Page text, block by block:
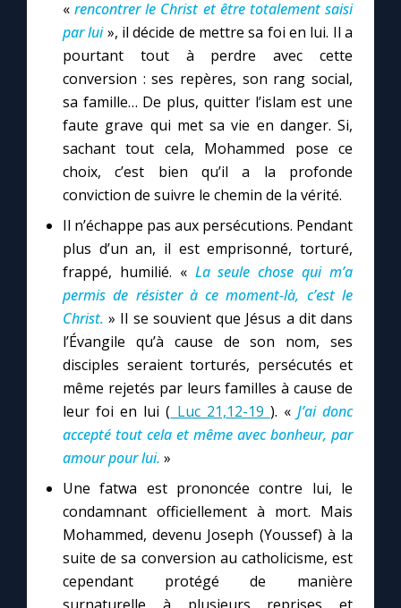
« rencontrer le Christ et être totalement saisi
par lui», il décide de mettre sa foi en lui. Il a
pourtant tout à perdre avec cette
conversion : ses repères, son rang social,
sa famille… De plus, quitter l’islam est une
faute grave qui met sa vie en danger. Si,
sachant tout cela, Mohammed pose ce
choix, c’est bien qu’il a la profonde
conviction de suivre le chemin de la vérité.
Il n’échappe pas aux persécutions. Pendant
plus d’un an, il est emprisonné, torturé,
frappé, humilié. « La seule chose qui m’a
permis de résister à ce moment-là, c’est le
Christ. » Il se souvient que Jésus a dit dans
l’Évangile qu’à cause de son nom, ses
disciples seraient torturés, persécutés et
même rejetés par leurs familles à cause de
leur foi en lui ( Luc 21,12-19 ). « J’ai donc
accepté tout cela et même avec bonheur, par
amour pour lui. »
Une fatwa est prononcée contre lui, le
condamnant officiellement à mort. Mais
Mohammed, devenu Joseph (Youssef) à la
suite de sa conversion au catholicisme, est
cependant protégé de manière